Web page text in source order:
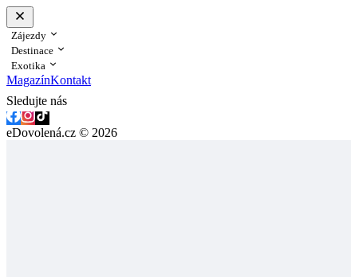
Zájezdy
Destinace
Exotika
MagazínKontakt
Sledujte nás
eDovolená.cz © 2026